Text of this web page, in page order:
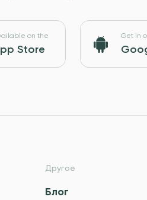
on the
Store
Get in
Другое
Блог